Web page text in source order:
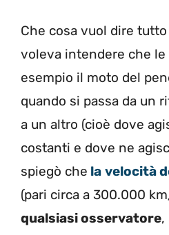
Che cosa vuol dire
voleva intendere che le
esempio il moto del
quando si passa da un
a un altro (cioè dove
costanti e dove ne
spiegò che la velocità
(pari circa a 300.000
qualsiasi osservatore,